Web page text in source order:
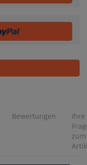
Bewertungen
Ihre
zum